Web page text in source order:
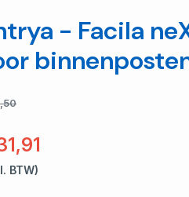
- Facila
BTW)